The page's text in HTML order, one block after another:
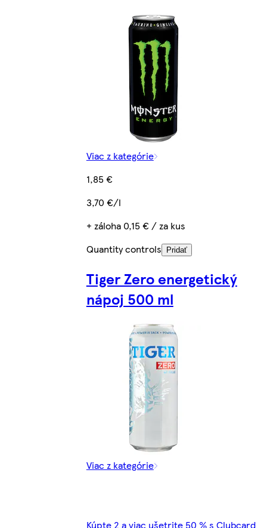
Viac z kategórie
1,85 €
3,70 €/l
+ záloha 0,15 € / za kus
Quantity controls
Pridať
Tiger Zero energetický
nápoj 500 ml
Viac z kategórie
Kúpte 2 a viac ušetrite 50 % s Clubcard